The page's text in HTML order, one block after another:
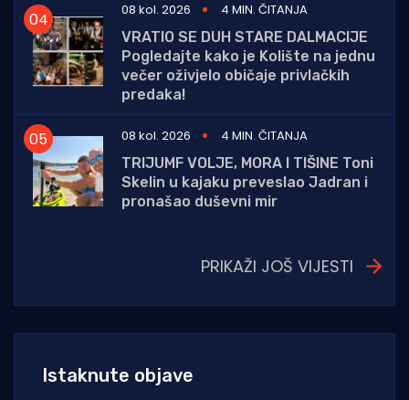
08 kol. 2026
4 MIN. ČITANJA
VRATIO SE DUH STARE DALMACIJE
Pogledajte kako je Kolište na jednu
večer oživjelo običaje privlačkih
predaka!
08 kol. 2026
4 MIN. ČITANJA
TRIJUMF VOLJE, MORA I TIŠINE Toni
Skelin u kajaku preveslao Jadran i
pronašao duševni mir
PRIKAŽI JOŠ VIJESTI
Istaknute objave